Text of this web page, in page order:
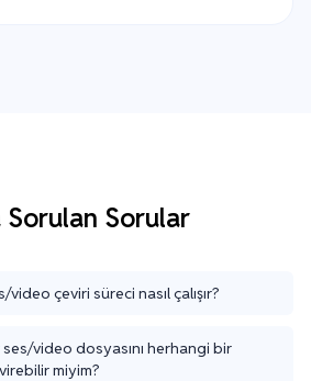
Sorulan Sorular
çeviri süreci nasıl çalışır?
video dosyasını herhangi bir
miyim?